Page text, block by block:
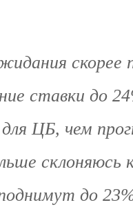
скорее
ставки до
ЦБ, чем
до